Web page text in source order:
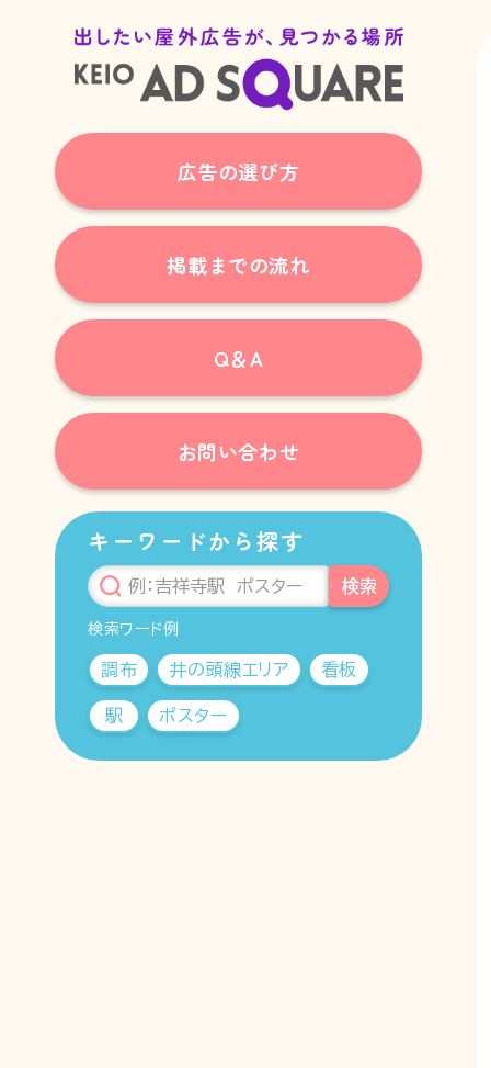
広告の選び方
掲載までの流れ
Q＆A
お問い合わせ
キーワードから探す
検索
検索ワード例
調布 井の頭線エリア 看板
駅 ポスター